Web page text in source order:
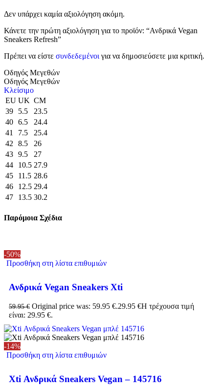
Δεν υπάρχει καμία αξιολόγηση ακόμη.
Κάνετε την πρώτη αξιολόγηση για το προϊόν: “Ανδρικά Vegan
Sneakers Refresh”
Πρέπει να είστε συνδεδεμένοι για να δημοσιεύσετε μια κριτική.
Οδηγός Μεγεθών
Οδηγός Μεγεθών
Κλείσιμο
EU UK CM
39
5.5
23.5
40 6.5
24.4
41
7.5
25.4
42
8.5
26
43 9.5
27
44
10.5 27.9
45
11.5 28.6
46
12.5 29.4
47
13.5 30.2
Παρόμοια Σχέδια
-50%
Προσθήκη στη λίστα επιθυμιών
Ανδρικά Vegan Sneakers Xti
59.95€ Original price was: 59.95 €.29.95 €Η τρέχουσα τιμή
είναι: 29.95 €.
-14%
Προσθήκη στη λίστα επιθυμιών
Xti Ανδρικά Sneakers Vegan – 145716